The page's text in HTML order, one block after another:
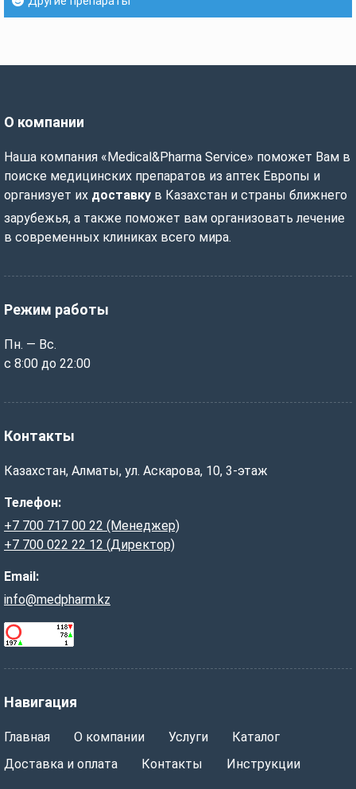
О компании
Наша компания «Medical&Pharma Service» поможет Вам в
поиске медицинских препаратов из аптек Европы и
организует их доставку в Казахстан и страны ближнего
зарубежья, а также поможет вам организовать лечение
в современных клиниках всего мира.
Режим работы
Пн. — Вс.
с 8:00 до 22:00
Навигация
Главная О компании Услуги
Каталог
Доставка и оплата
Контакты Инструкции
Контакты
Казахстан, Алматы, ул. Аскарова, 10, 3-этаж
Телефон:
+7 700 717 00 22 (Менеджер)
+7 700 022 22 12 (Директор)
Email:
info@medpharm.kz